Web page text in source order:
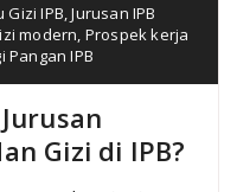
Gizi IPB ,Jurusan IPB
modern Prospek kerja
Pangan IPB
Gizi di IPB?